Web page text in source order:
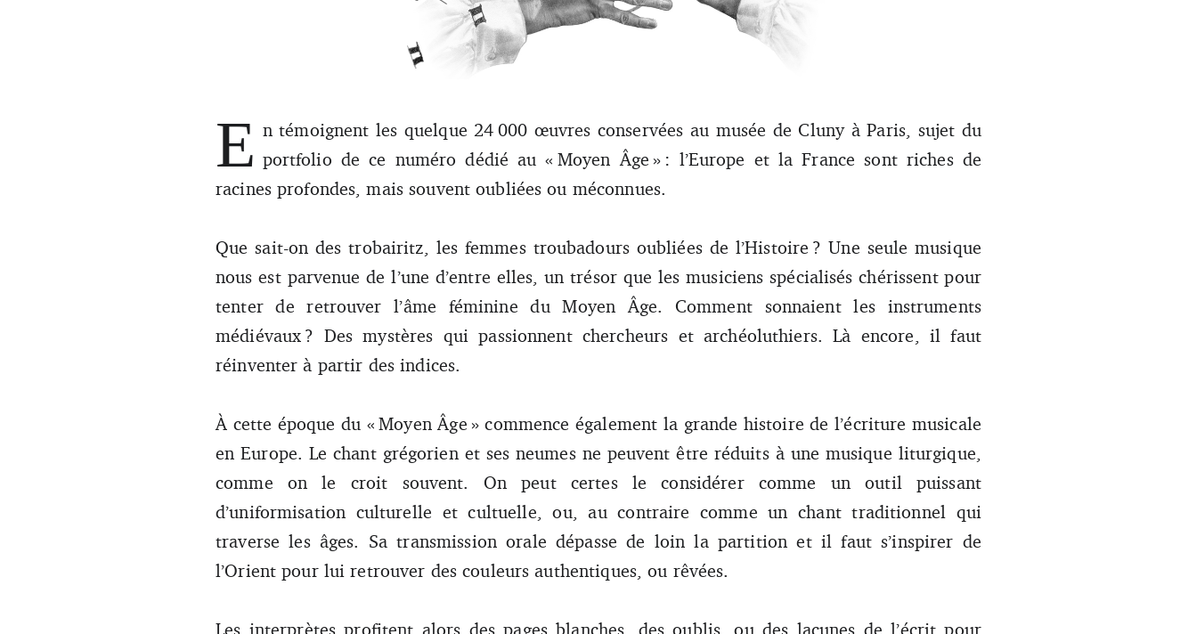
Dessin : Anne-Gaëlle Amiot
E n témoignent les quelque 24 000 œuvres conservées au musée de Cluny à Paris, sujet du
portfolio de ce numéro dédié au « Moyen Âge » : l’Europe et la France sont riches de
racines profondes, mais souvent oubliées ou méconnues.
Que sait-on des trobairitz, les femmes troubadours oubliées de l’Histoire ? Une seule musique
nous est parvenue de l’une d’entre elles, un trésor que les musiciens spécialisés chérissent pour
tenter de retrouver l’âme féminine du Moyen Âge. Comment sonnaient les instruments
médiévaux ? Des mystères qui passionnent chercheurs et archéoluthiers. Là encore, il faut
réinventer à partir des indices.
À cette époque du « Moyen Âge » commence également la grande histoire de l’écriture musicale
en Europe. Le chant grégorien et ses neumes ne peuvent être réduits à une musique liturgique,
comme on le croit souvent. On peut certes le considérer comme un outil puissant
d’uniformisation culturelle et cultuelle, ou, au contraire comme un chant traditionnel qui
traverse les âges. Sa transmission orale dépasse de loin la partition et il faut s’inspirer de
l’Orient pour lui retrouver des couleurs authentiques, ou rêvées.
Les interprètes profitent alors des pages blanches, des oublis, ou des lacunes de l’écrit pour